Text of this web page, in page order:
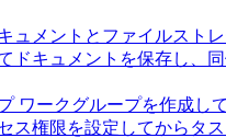
ュメントとファイルスト
ドキュメントを保存し、
ワークグループを作成し
ス権限を設定してからタ